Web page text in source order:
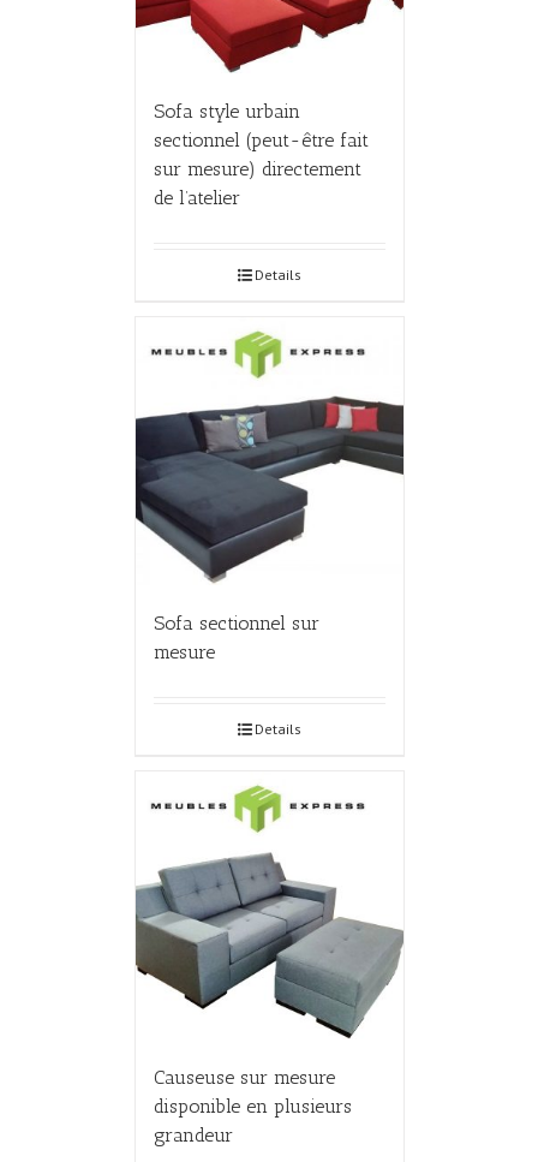
Sofa style urbain
sectionnel (peut-être fait
sur mesure) directement
de l’atelier
Details
Sofa sectionnel sur
mesure
Details
Causeuse sur mesure
disponible en plusieurs
grandeur